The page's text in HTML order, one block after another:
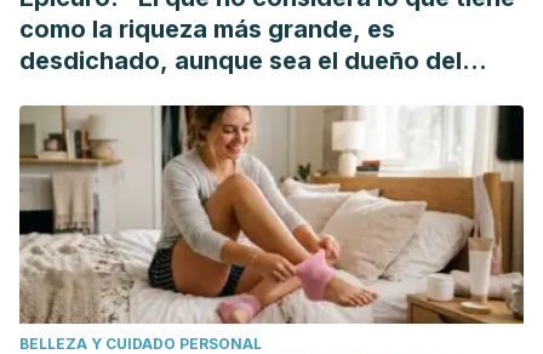
como la riqueza más grande, es
desdichado, aunque sea el dueño del
BELLEZA Y CUIDADO PERSONAL